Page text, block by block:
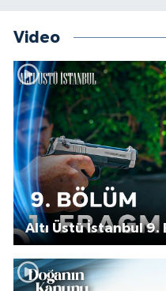
Video
Altı Üstü İstanbul 9.